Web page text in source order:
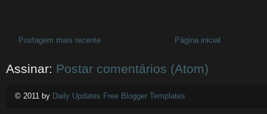
Postagem mais recente Página inicial
Assinar: Postar comentários (Atom)
© 2011 by Daily Updates Free Blogger Templates